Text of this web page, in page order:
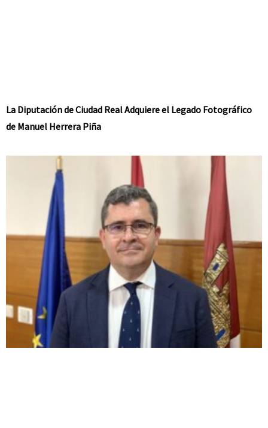
La Diputación de Ciudad Real Adquiere el Legado Fotográfico
de Manuel Herrera Piña